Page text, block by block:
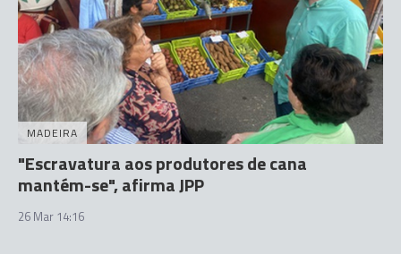
MADEIRA
"Escravatura aos produtores de cana
mantém-se", afirma JPP
26 Mar 14:16